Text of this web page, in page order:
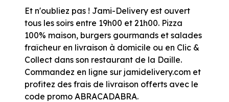
Et n'oubliez pas ! Jami-Delivery est ouvert
tous les soirs entre 19h00 et 21h00. Pizza
100% maison, burgers gourmands et salades
fraîcheur en livraison à domicile ou en Clic &
Collect dans son restaurant de la Daille.
Commandez en ligne sur jamidelivery.com et
profitez des frais de livraison offerts avec le
code promo ABRACADABRA.